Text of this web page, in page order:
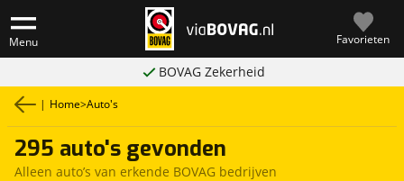
Menu Favorieten
BOVAG Zekerheid
| Home>Auto's
295 auto's gevonden
Alleen auto’s van erkende BOVAG bedrijven